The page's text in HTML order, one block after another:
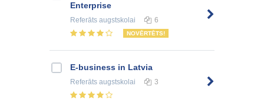
Enterprise
Referāts augstskolai 6
NOVĒRTĒTS!
E-business in Latvia
Referāts augstskolai 3